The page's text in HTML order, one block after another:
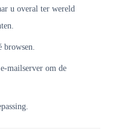
u overal ter wereld
browsen.
mailserver om de